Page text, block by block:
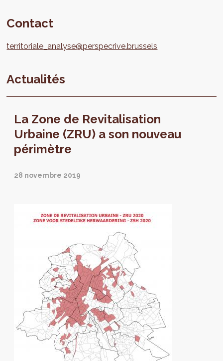
Contact
territoriale_analyse@perspecrive.brussels
Actualités
La Zone de Revitalisation
Urbaine (ZRU) a son nouveau
périmètre
28 novembre 2019